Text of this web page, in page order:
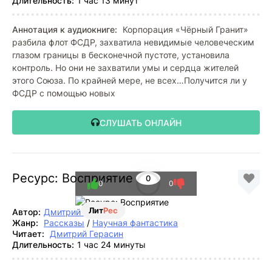
Аннотация к аудиокниге:
Корпорация «Чёрный Гранит»
разбила флот ФСДР, захватила невидимые человеческим
глазом границы в бесконечной пустоте, установила
контроль. Но они не захватили умы и сердца жителей
этого Союза. По крайней мере, не всех…Получится ли у
ФСДР с помощью новых
СЛУШАТЬ ОНЛАЙН
Ресурс: Восприятие
ЛитРес
0
0 0
Автор: Дмитрий Герасин
Жанр:
Рассказы / Научная фантастика
Читает:
Дмитрий Герасин
Длительность: 1 час 24 минуты